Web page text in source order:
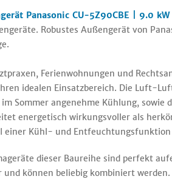
Panasonic CU-5Z90CBE | 9.0
Robustes Außengerät von
Ferienwohnungen und
idealen Einsatzbereich. Die Luft-
Sommer angenehme Kühlung, sowie
energetisch wirkungsvoller als
einer Kühl- und Entfeuchtungsfunktion
dieser Baureihe sind perfekt
können beliebig kombiniert